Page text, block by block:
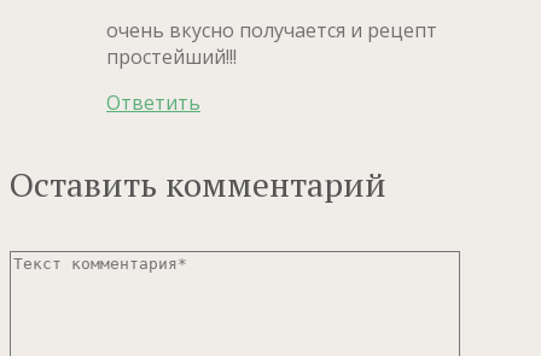
очень вкусно получается и рецепт
простейший!!!
Ответить
Оставить комментарий